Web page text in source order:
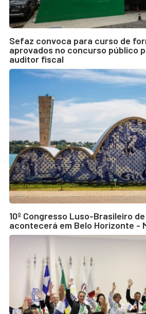
Sefaz convoca para curso de
aprovados no concurso público
auditor fiscal
10º Congresso Luso-Brasileiro
acontecerá em Belo Horizonte -